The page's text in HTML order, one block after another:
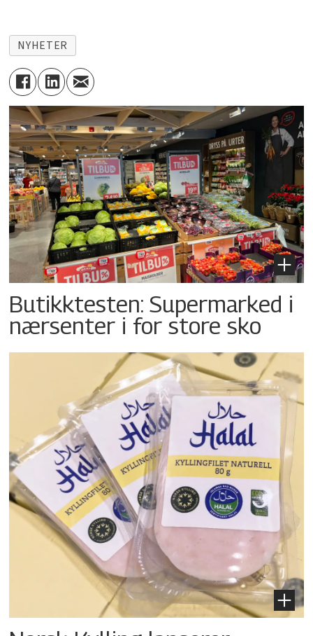
NYHETER
Butikktesten: Supermarked i
nærsenter i for store sko